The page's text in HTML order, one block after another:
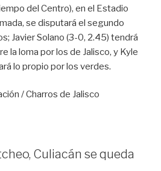
del Centro), en el Estadio
se disputará el segundo
Javier Solano (3-0, 2.45) tendrá
la loma por los de Jalisco, y Kyle
lo propio por los verdes.
/ Charros de Jalisco
Culiacán se queda